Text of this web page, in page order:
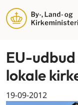
EU-
lokale
19-09-2012